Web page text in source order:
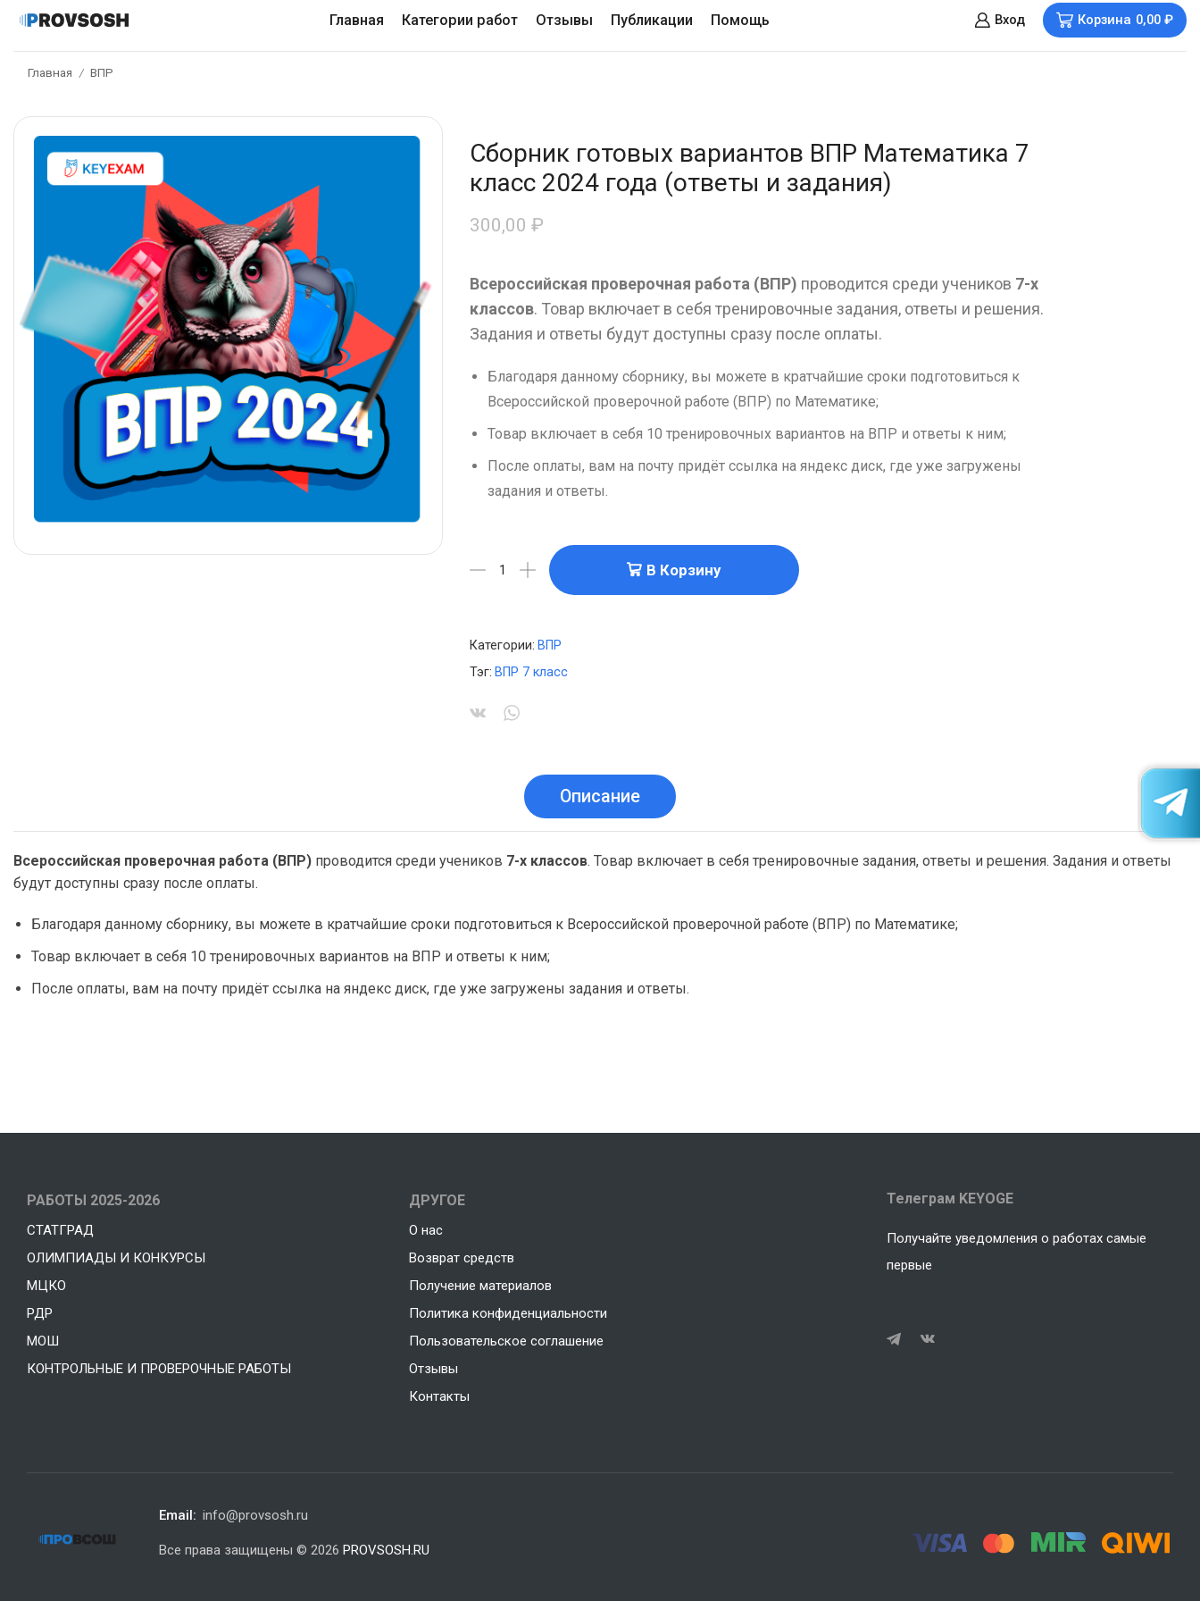
Главная Категории работ Отзывы Публикации Помощь Вход Корзина 0,00 ₽
Главная / ВПР
Сборник готовых вариантов ВПР Математика 7
класс 2024 года (ответы и задания)
300,00 ₽
Всероссийская проверочная работа (ВПР) проводится среди учеников 7-х
классов. Товар включает в себя тренировочные задания, ответы и решения.
Задания и ответы будут доступны сразу после оплаты.
Благодаря данному сборнику, вы можете в кратчайшие сроки подготовиться к
Всероссийской проверочной работе (ВПР) по Математике;
Товар включает в себя 10 тренировочных вариантов на ВПР и ответы к ним;
После оплаты, вам на почту придёт ссылка на яндекс диск, где уже загружены
задания и ответы.
В Корзину
Категории: ВПР
Тэг: ВПР 7 класс
Описание
Всероссийская проверочная работа (ВПР) проводится среди учеников 7-х классов. Товар включает в себя тренировочные задания, ответы и решения. Задания и ответы
будут доступны сразу после оплаты.
Благодаря данному сборнику, вы можете в кратчайшие сроки подготовиться к Всероссийской проверочной работе (ВПР) по Математике;
Товар включает в себя 10 тренировочных вариантов на ВПР и ответы к ним;
После оплаты, вам на почту придёт ссылка на яндекс диск, где уже загружены задания и ответы.
РАБОТЫ 2025-2026
СТАТГРАД
ОЛИМПИАДЫ И КОНКУРСЫ
МЦКО
РДР
МОШ
КОНТРОЛЬНЫЕ И ПРОВЕРОЧНЫЕ РАБОТЫ
ДРУГОЕ
О нас
Возврат средств
Получение материалов
Политика конфиденциальности
Пользовательское соглашение
Отзывы
Контакты
Телеграм KEYOGE
Получайте уведомления о работах самые
первые
Email: info@provsosh.ru
Все права защищены © 2026 PROVSOSH.RU